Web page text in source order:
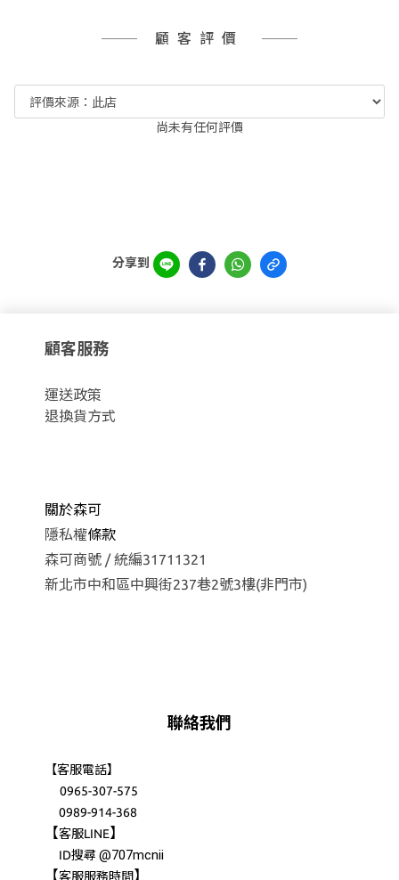
顧客評價
尚未有任何評價
分享到
顧客服務
運送政策
退換貨方式
關於森可
隱私權條款
森可商號 / 統編31711321
新北市中和區中興街237巷2號3樓(非門市)
聯絡我們
【客服電話】
0965-307-575
0989-914-368
【客服LINE】
ID搜尋@707mcnii
【客服服務時間 】